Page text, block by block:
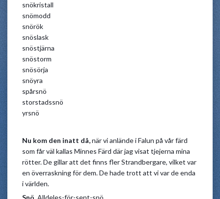
snökristall
snömodd
snörök
snöslask
snöstjärna
snöstorm
snösörja
snöyra
spårsnö
storstadssnö
yrsnö
Nu kom den inatt då,när vi anlände i Falun på vår färd
som får väl kallas Minnes Färd där jag visat tjejerna mina
rötter. De gillar att det finns fler Strandbergare, vilket var
en överraskning för dem. De hade trott att vi var de enda
i världen.